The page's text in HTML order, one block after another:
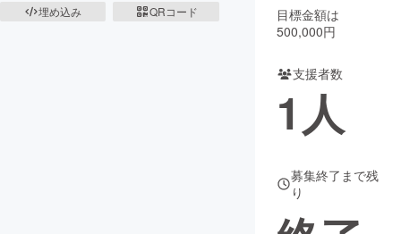
まちづくり・地域活性化
CAMPFIRE Creation
コミュニティ
埋め込み
QRコード
目標金額は
500,000円
支援者数
1人
募集終了まで残
り